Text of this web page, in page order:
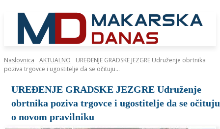
Naslovnica AKTUALNO
UREĐENJE GRADSKE JEZGRE Udruženje obrtnika
poziva trgovce i ugostitelje da se očituju...
UREĐENJE GRADSKE JEZGRE Udruženje
obrtnika poziva trgovce i ugostitelje da se očituju
o novom pravilniku